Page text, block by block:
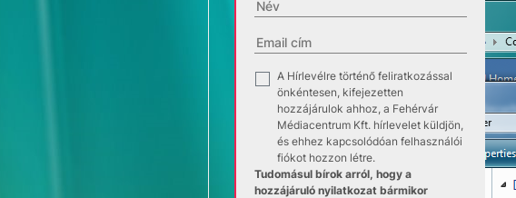
A Hírlevélre történő feliratkozással
önkéntesen, kifejezetten
hozzájárulok ahhoz, a Fehérvár
Médiacentrum Kft. hírlevelet küldjön,
és ehhez kapcsolódóan felhasználói
fiókot hozzon létre.
Tudomásul bírok arról, hogy a
hozzájáruló nyilatkozat bármikor